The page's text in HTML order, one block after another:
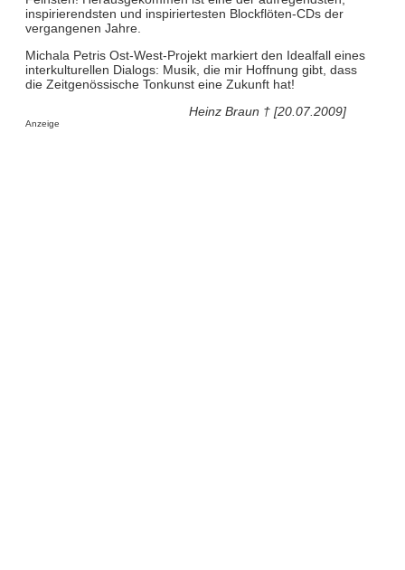
inspirierendsten und inspiriertesten Blockflöten-CDs der
vergangenen Jahre.
Michala Petris Ost-West-Projekt markiert den Idealfall eines
interkulturellen Dialogs: Musik, die mir Hoffnung gibt, dass
die Zeitgenössische Tonkunst eine Zukunft hat!
Heinz Braun † [20.07.2009]
Anzeige